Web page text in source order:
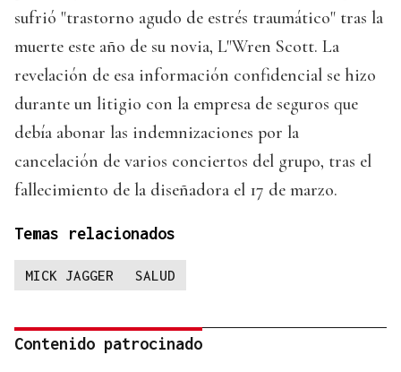
sufrió "trastorno agudo de estrés traumático" tras la
muerte este año de su novia, L"Wren Scott. La
revelación de esa información confidencial se hizo
durante un litigio con la empresa de seguros que
debía abonar las indemnizaciones por la
cancelación de varios conciertos del grupo, tras el
fallecimiento de la diseñadora el 17 de marzo.
Temas relacionados
MICK JAGGER SALUD
Contenido patrocinado